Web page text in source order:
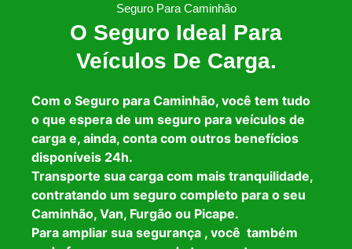
Seguro Para Caminhão
O Seguro Ideal Para
Veículos De Carga.
Com o Seguro para Caminhão, você tem tudo
o que espera de um seguro para veículos de
carga e, ainda, conta com outros benefícios
disponíveis 24h.
Transporte sua carga com mais tranquilidade,
contratando um seguro completo para o seu
Caminhão, Van, Furgão ou Picape.
Para ampliar sua segurança , você também